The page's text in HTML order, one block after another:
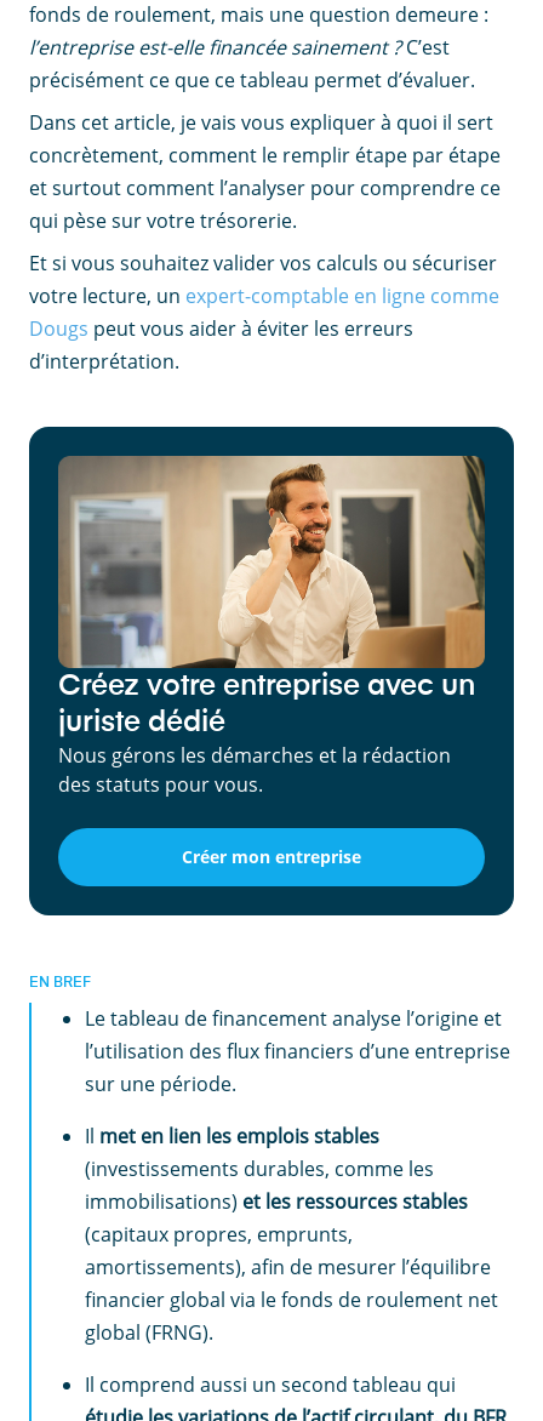
fonds de roulement, mais une question demeure :
l’entreprise est-elle financée sainement ?C’est
précisément ce que ce tableau permet d’évaluer.
Dans cet article, je vais vous expliquer à quoi il sert
concrètement, comment le remplir étape par étape
et surtout comment l’analyser pour comprendre ce
qui pèse sur votre trésorerie.
Et si vous souhaitez valider vos calculs ou sécuriser
votre lecture, un expert-comptable en ligne comme
Dougs peut vous aider à éviter les erreurs
d’interprétation.
Créez votre entreprise avec un
juriste dédié
Nous gérons les démarches et la rédaction
des statuts pour vous.
Créer mon entreprise
EN BREF
Le tableau de financement analyse l’origine et
l’utilisation des flux financiers d’une entreprise
sur une période.
Il met en lien les emplois stables
(investissements durables, comme les
immobilisations) et les ressources stables
(capitaux propres, emprunts,
amortissements), afin de mesurer l’équilibre
financier global via le fonds de roulement net
global (FRNG).
Il comprend aussi un second tableau qui